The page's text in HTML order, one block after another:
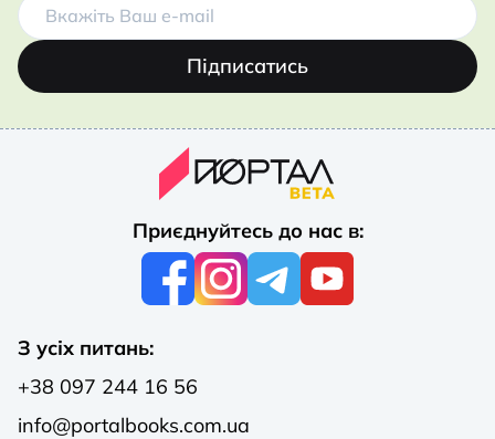
Підписатись
Приєднуйтесь до нас в:
З усіх питань:
+38 097 244 16 56
info@portalbooks.com.ua